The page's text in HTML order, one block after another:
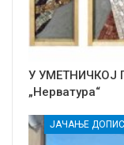
У УМЕТНИЧКОЈ
„Нерватура“